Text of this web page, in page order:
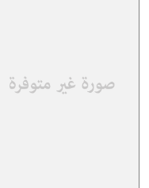
كتب
iKitab
يتكررالمواضيع